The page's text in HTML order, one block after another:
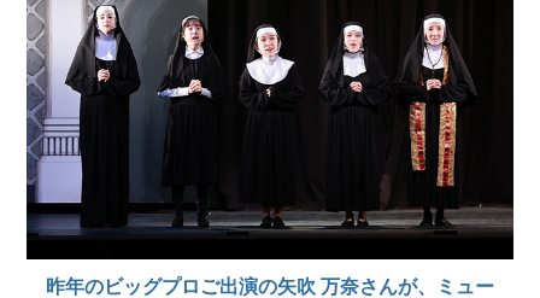
昨年のビッグプロご出演の矢吹 万奈さんが、ミュー